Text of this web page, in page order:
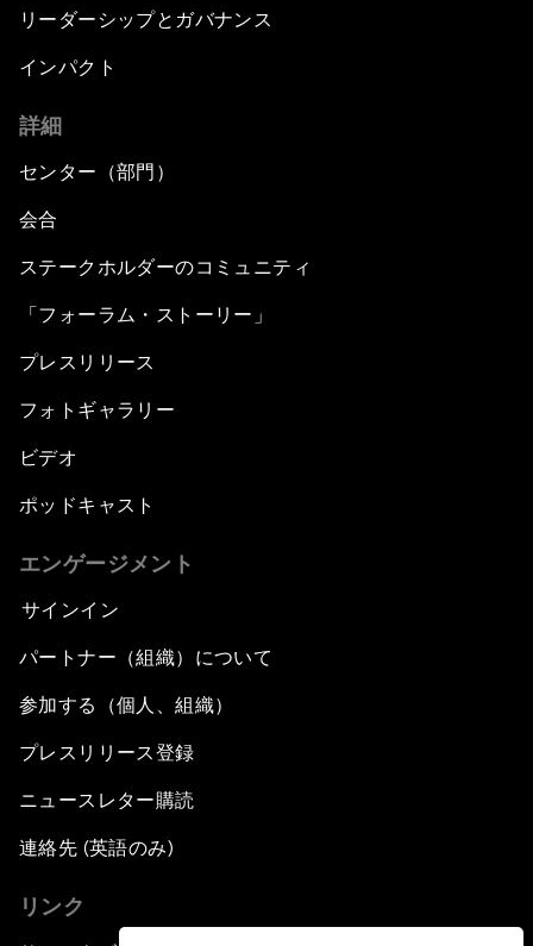
リーダーシップとガバナンス
インパクト
詳細
センター（部門）
会合
ステークホルダーのコミュニティ
「フォーラム・ストーリー」
プレスリリース
フォトギャラリー
ビデオ
ポッドキャスト
エンゲージメント
サインイン
パートナー（組織）について
参加する（個人、組織）
プレスリリース登録
ニュースレター購読
連絡先 (英語のみ)
リンク